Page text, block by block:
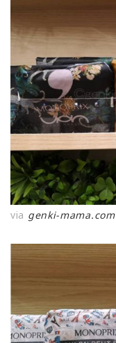
via genki-mama.com